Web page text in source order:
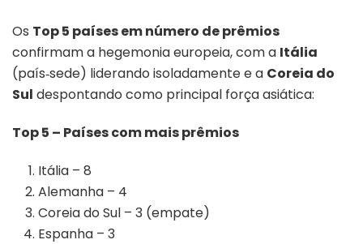
Os Top 5 países em número de prêmios
confirmam a hegemonia europeia, com a Itália
(país‑sede) liderando isoladamente e a Coreia do
Sul despontando como principal força asiática:
Top 5 – Países com mais prêmios
Itália – 8
Alemanha – 4
Coreia do Sul – 3 (empate)
Espanha – 3